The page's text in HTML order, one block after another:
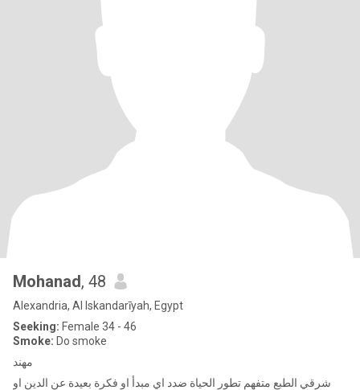
Mohanad, 48
Alexandria, Al Iskandarīyah, Egypt
Seeking: Female 34 - 46
Smoke: Do smoke
مهند
شرقي الطبع متفهم تطور الحياة ضدد اي مبدأ او فكرة بعيدة عن الدين او